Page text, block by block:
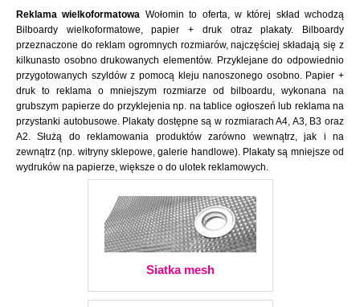
Reklama wielkoformatowa Wołomin to oferta, w której skład wchodzą
Bilboardy wielkoformatowe, papier + druk otraz plakaty. Bilboardy
przeznaczone do reklam ogromnych rozmiarów, najczęściej składają się z
kilkunasto osobno drukowanych elementów. Przyklejane do odpowiednio
przygotowanych szyldów z pomocą kleju nanoszonego osobno. Papier +
druk to reklama o mniejszym rozmiarze od bilboardu, wykonana na
grubszym papierze do przyklejenia np. na tablice ogłoszeń lub reklama na
przystanki autobusowe. Plakaty dostępne są w rozmiarach A4, A3, B3 oraz
A2. Służą do reklamowania produktów zarówno wewnątrz, jak i na
zewnątrz (np. witryny sklepowe, galerie handlowe). Plakaty są mniejsze od
wydruków na papierze, większe o do ulotek reklamowych.
Siatka mesh